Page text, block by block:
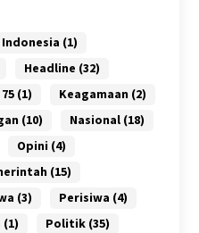
Indonesia (1)
Headline (32)
(1) Keagamaan (2)
(10) Nasional(18)
Opini (4)
(15)
(3) Perisiwa (4)
(1) Politik(35)